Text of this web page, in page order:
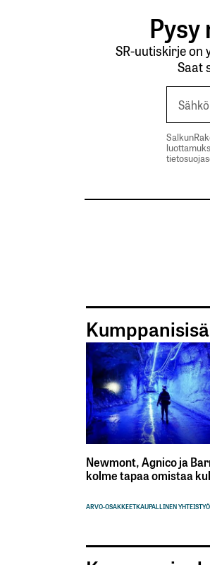
SR-uutiskirje on
Saat
Newmont, Agnico ja
kolme tapaa omistaa
ARVO-OSAKKEETKAUPALLINEN YHTEISTYÖ